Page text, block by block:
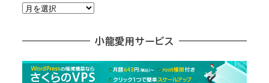
月
カ
小龍愛用サービス